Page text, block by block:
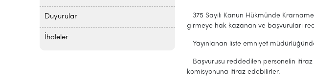
Duyurular
İhaleler
375 Sayılı Kanun Hükmünde
girmeye hak kazanan ve başvuruları
Yayınlanan liste emniyet
Başvurusu reddedilen personelin
komisyonuna itiraz edebilirler.